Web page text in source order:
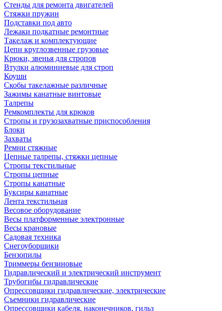
Стенды для ремонта двигателей
Стяжки пружин
Подставки под авто
Лежаки подкатные ремонтные
Такелаж и комплектующие
Цепи круглозвенные грузовые
Крюки, звенья для стропов
Втулки алюминиевые для строп
Коуши
Скобы такелажные различные
Зажимы канатные винтовые
Талрепы
Ремкомплекты для крюков
Стропы и грузозахватные приспособления
Блоки
Захваты
Ремни стяжные
Цепные талрепы, стяжки цепные
Стропы текстильные
Стропы цепные
Стропы канатные
Буксиры канатные
Лента текстильная
Весовое оборудование
Весы платформенные электронные
Весы крановые
Садовая техника
Снегоуборщики
Бензопилы
Триммеры бензиновые
Гидравлический и электрический инструмент
Трубогибы гидравлические
Опрессовщики гидравлические, электрические
Съемники гидравлические
Опрессовщики кабеля, наконечников, гильз